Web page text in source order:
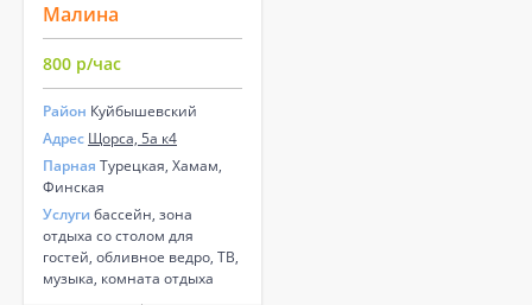
Малина
800 р/час
Район Куйбышевский
Адрес Щорса, 5а к4
Парная Турецкая, Хамам,
Финская
Услуги бассейн, зона
отдыха со столом для
гостей, обливное ведро, ТВ,
музыка, комната отдыха